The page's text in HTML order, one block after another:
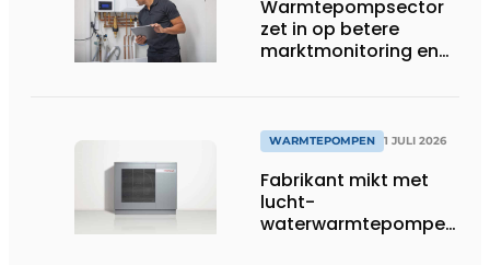
Warmtepompsector
zet in op betere
marktmonitoring en
WARMTEPOMPEN 1 JULI 2026
Fabrikant mikt met
lucht-
waterwarmtepompen